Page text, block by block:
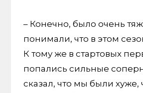
– Конечно, было очень
понимали, что в этом
К тому же в стартовых
попались сильные
сказал, что мы были хуже,